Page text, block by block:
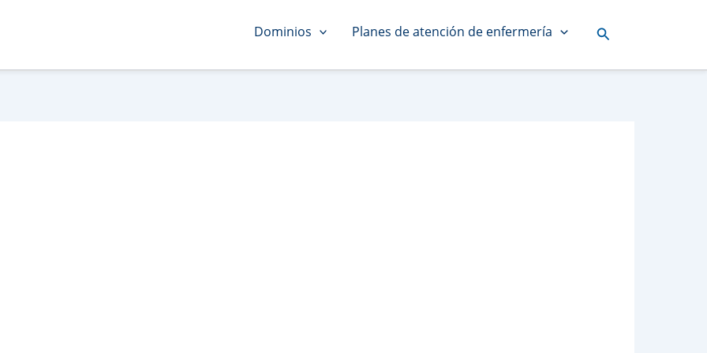
Dominios Planes de atención de enfermería Buscar